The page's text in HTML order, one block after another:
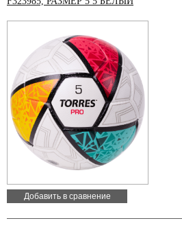
Добавить в сравнение